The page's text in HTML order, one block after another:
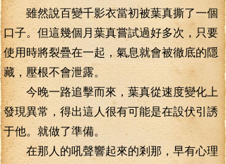
雖然說百變千影衣當初被葉真撕了一個
口子。但這幾個月葉真嘗試過好多次，只要
使用時將裂疊在一起，氣息就會被徹底的隱
藏，壓根不會泄露。
今晚一路追擊而來，葉真從速度變化上
發現異常，得出這人很有可能是在設伏引誘
于他。就做了準備。
在那人的吼聲響起來的剎那，早有心理